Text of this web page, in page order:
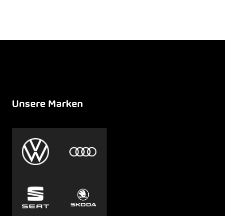
Unsere Marken